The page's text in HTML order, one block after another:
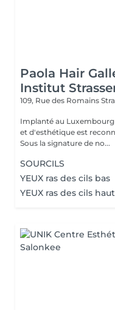
Paola Hair
Institut
109, Rue des Romains
Implanté au
et d'esthétique est
Sous la signature de no...
SOURCILS
YEUX ras des cils bas
YEUX ras des cils haut